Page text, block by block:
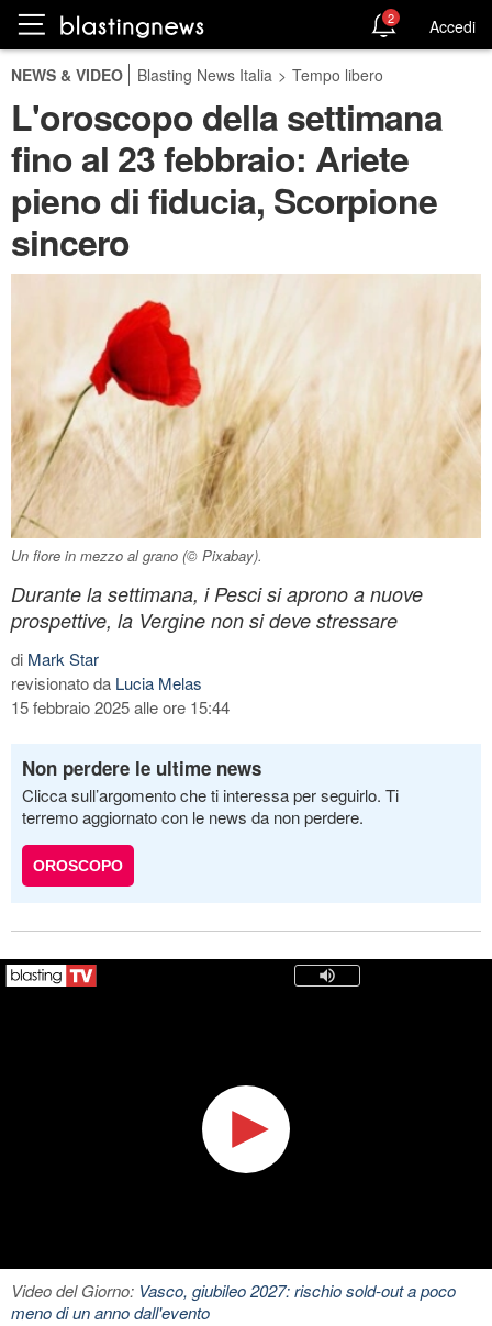
2 Accedi
NEWS & VIDEO Blasting News Italia > Tempo libero
L'oroscopo della settimana
fino al 23 febbraio: Ariete
pieno di fiducia, Scorpione
sincero
Un fiore in mezzo al grano (© Pixabay).
Durante la settimana, i Pesci si aprono a nuove
prospettive, la Vergine non si deve stressare
di Mark Star
revisionato da Lucia Melas
15 febbraio 2025 alle ore 15:44
Non perdere le ultime news
Clicca sull’argomento che ti interessa per seguirlo. Ti
terremo aggiornato con le news da non perdere.
OROSCOPO
Video del Giorno: Vasco, giubileo 2027: rischio sold-out a poco
meno di un anno dall'evento